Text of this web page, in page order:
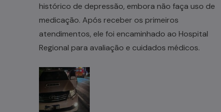
histórico de depressão, embora não faça uso de
medicação. Após receber os primeiros
atendimentos, ele foi encaminhado ao Hospital
Regional para avaliação e cuidados médicos.